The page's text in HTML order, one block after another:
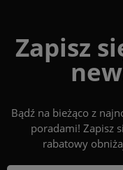
Zapisz
Bądź na bieżąco z
poradami! Zapisz
rabatowy